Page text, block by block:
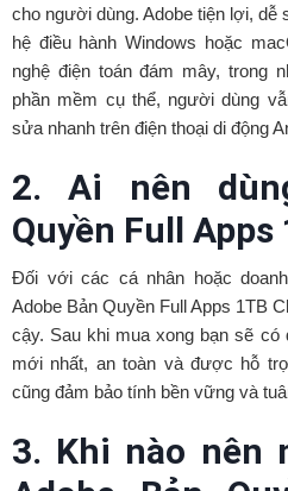
cho người dùng. Adobe tiện lợi,
hệ điều hành Windows hoặc
nghệ điện toán đám mây, trong
phần mềm cụ thể, người dùng
sửa nhanh trên điện thoại di động
2. Ai nên
Quyền Full Apps
Đối với các cá nhân hoặc
Adobe Bản Quyền Full Apps 1TB
cậy. Sau khi mua xong bạn sẽ
mới nhất, an toàn và được hỗ
cũng đảm bảo tính bền vững và
3. Khi nào nên